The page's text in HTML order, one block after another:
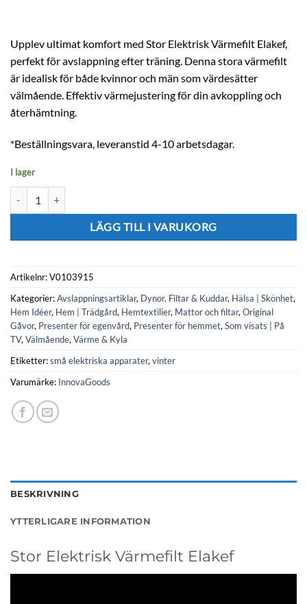
Upplev ultimat komfort med Stor Elektrisk Värmefilt Elakef,
perfekt för avslappning efter träning. Denna stora värmefilt
är idealisk för både kvinnor och män som värdesätter
välmående. Effektiv värmejustering för din avkoppling och
återhämtning.
*Beställningsvara, leveranstid 4-10 arbetsdagar.
I lager
LÄGG TILL I VARUKORG
Artikelnr:V0103915
Kategorier:Avslappningsartiklar, Dynor, Filtar & Kuddar, Hälsa | Skönhet,
Hem Idéer, Hem | Trädgård, Hemtextilier, Mattor och filtar, Original
Gåvor, Presenter för egenvård, Presenter för hemmet, Som visats | På
TV, Välmående, Värme & Kyla
Etiketter:små elektriska apparater, vinter
Varumärke: InnovaGoods
BESKRIVNING
YTTERLIGARE INFORMATION
Stor Elektrisk Värmefilt Elakef